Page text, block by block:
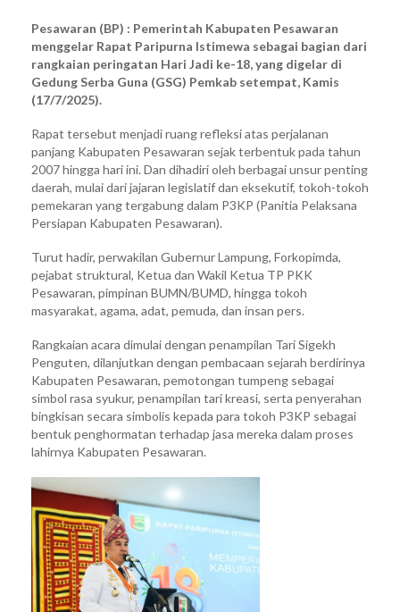
Pesawaran (BP) : Pemerintah Kabupaten Pesawaran
menggelar Rapat Paripurna Istimewa sebagai bagian dari
rangkaian peringatan Hari Jadi ke-18, yang digelar di
Gedung Serba Guna (GSG) Pemkab setempat, Kamis
(17/7/2025).
Rapat tersebut menjadi ruang refleksi atas perjalanan
panjang Kabupaten Pesawaran sejak terbentuk pada tahun
2007 hingga hari ini. Dan dihadiri oleh berbagai unsur penting
daerah, mulai dari jajaran legislatif dan eksekutif, tokoh-tokoh
pemekaran yang tergabung dalam P3KP (Panitia Pelaksana
Persiapan Kabupaten Pesawaran).
Turut hadir, perwakilan Gubernur Lampung, Forkopimda,
pejabat struktural, Ketua dan Wakil Ketua TP PKK
Pesawaran, pimpinan BUMN/BUMD, hingga tokoh
masyarakat, agama, adat, pemuda, dan insan pers.
Rangkaian acara dimulai dengan penampilan Tari Sigekh
Penguten, dilanjutkan dengan pembacaan sejarah berdirinya
Kabupaten Pesawaran, pemotongan tumpeng sebagai
simbol rasa syukur, penampilan tari kreasi, serta penyerahan
bingkisan secara simbolis kepada para tokoh P3KP sebagai
bentuk penghormatan terhadap jasa mereka dalam proses
lahirnya Kabupaten Pesawaran.